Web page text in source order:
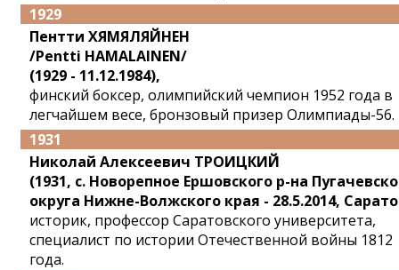
1929
Пентти ХЯМЯЛЯЙНЕН
/Pentti HAMALAINEN/
(1929 - 11.12.1984),
финский боксер, олимпийский чемпион 1952 года в
легчайшем весе, бронзовый призер Олимпиады-56.
1931
Николай Алексеевич ТРОИЦКИЙ
(1931, с. Новорепное Ершовского р-на
округа Нижне-Волжского края - 28.5.2014,
историк, профессор Саратовского университета,
специалист по истории Отечественной войны 1812
года.